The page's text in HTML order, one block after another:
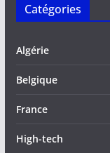
Catégories
Algérie
Belgique
France
High-tech